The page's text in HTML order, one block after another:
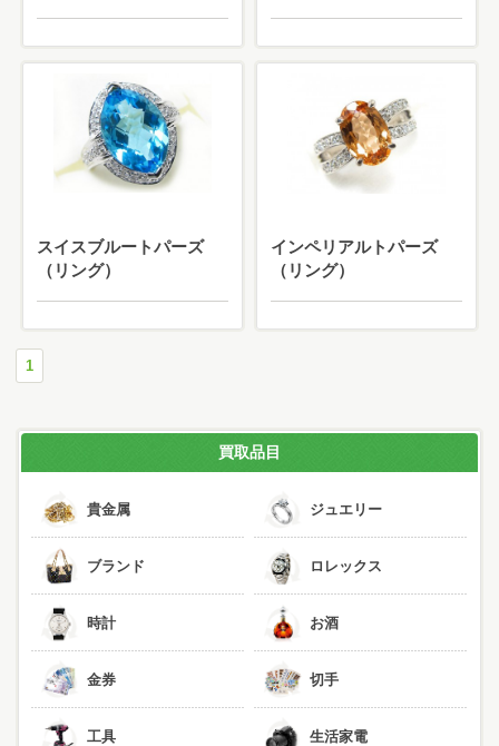
スイスブルートパーズ
（リング）
インペリアルトパーズ
（リング）
1
買取品目
貴金属 ジュエリー
ブランド ロレックス
時計 お酒
金券 切手
工具 生活家電